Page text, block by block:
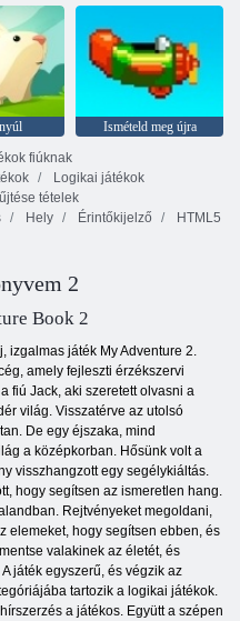
Ismételd meg újra
fiúknak
Logikai játékok
tételek
Hely Érintőkijelző
HTML5
2
Book 2
izgalmas játék My Adventure 2.
amely fejleszti érzékszervi
fiú Jack, aki szeretett olvasni a
világ. Visszatérve az utolsó
De egy éjszaka, mind
a középkorban. Hősünk volt a
visszhangzott egy segélykiáltás.
hogy segítsen az ismeretlen hang.
Rejtvényeket megoldani,
elemeket, hogy segítsen ebben, és
valakinek az életét, és
játék egyszerű, és végzik az
tartozik a logikai játékok.
a játékos. Együtt a szépen